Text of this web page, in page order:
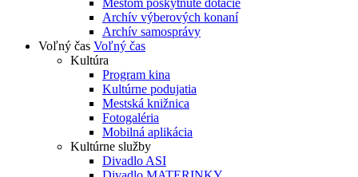
Mestom poskytnuté dotácie
Archív výberových konaní
Archív samosprávy
Voľný čas Voľný čas
Kultúra
Program kina
Kultúrne podujatia
Mestská knižnica
Fotogaléria
Mobilná aplikácia
Kultúrne služby
Divadlo ASI